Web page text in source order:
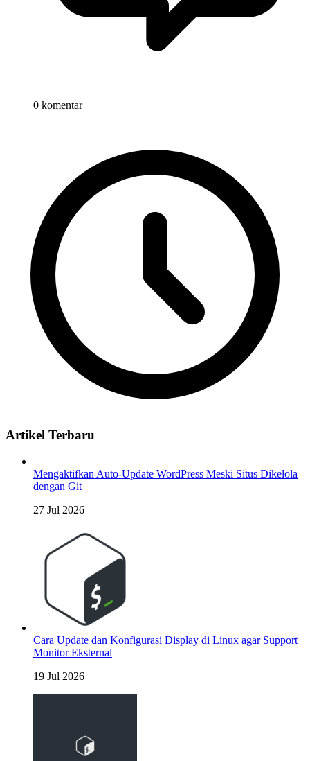
0 komentar
Artikel Terbaru
Mengaktifkan Auto-Update WordPress Meski Situs Dikelola
dengan Git
27 Jul 2026
Cara Update dan Konfigurasi Display di Linux agar Support
Monitor Eksternal
19 Jul 2026